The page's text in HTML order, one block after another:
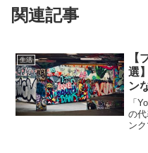
関連記事
生活
【
選
ン
「
の
ン